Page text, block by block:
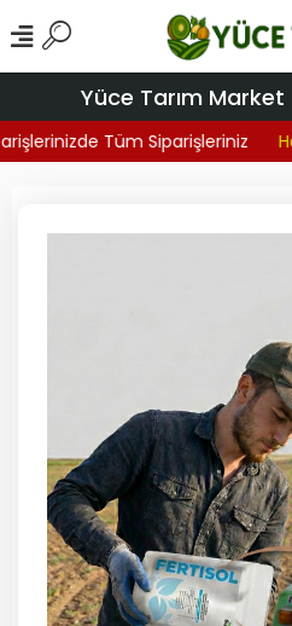
Yüce Tarım
Tüm Siparişleriniz